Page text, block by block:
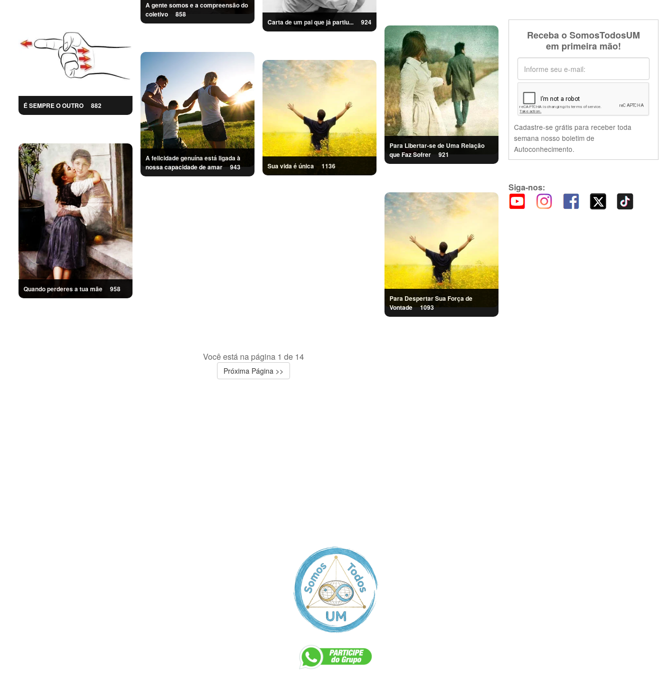
É SEMPRE O OUTRO 882
Quando perderes a tua mãe 958
A gente somos e a compreensão do
coletivo 858
A felicidade genuína está ligada à
nossa capacidade de amar943
Carta de um pai que já partiu... 924
Sua vida é única 1136
Para Libertar-se de Uma Relação
que Faz Sofrer 921
Para Despertar Sua Força de
Vontade1093
Você está na página 1 de 14
Próxima Página >>
Receba o SomosTodosUM
em primeira mão!
Cadastre-se grátis para receber toda
semana nosso boletim de
Autoconhecimento.
Siga-nos: